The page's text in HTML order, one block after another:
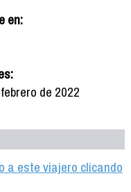
en:
de 2022
a este viajero clicando